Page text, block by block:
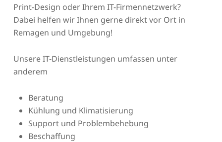
Print-Design oder Ihrem IT-Firmennetzwerk?
Dabei helfen wir Ihnen gerne direkt vor Ort in
Remagen und Umgebung!
Unsere IT-Dienstleistungen umfassen unter
anderem
Beratung
Kühlung und Klimatisierung
Support und Problembehebung
Beschaffung